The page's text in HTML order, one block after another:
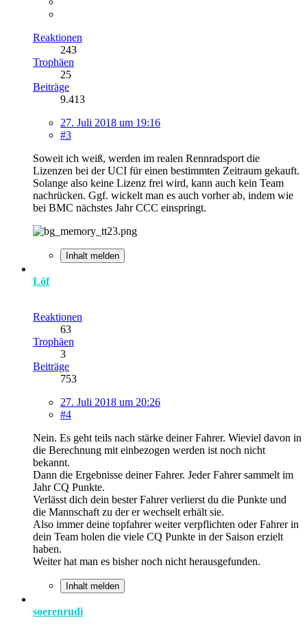
Reaktionen
243
Trophäen
25
Beiträge
9.413
27. Juli 2018 um 19:16
#3
Soweit ich weiß, werden im realen Rennradsport die
Lizenzen bei der UCI für einen bestimmten Zeitraum gekauft.
Solange also keine Lizenz frei wird, kann auch kein Team
nachrücken. Ggf. wickelt man es auch vorher ab, indem wie
bei BMC nächstes Jahr CCC einspringt.
Inhalt melden
Löf
Reaktionen
63
Trophäen
3
Beiträge
753
27. Juli 2018 um 20:26
#4
Nein. Es geht teils nach stärke deiner Fahrer. Wieviel davon in
die Berechnung mit einbezogen werden ist noch nicht
bekannt.
Dann die Ergebnisse deiner Fahrer. Jeder Fahrer sammelt im
Jahr CQ Punkte.
Verlässt dich dein bester Fahrer verlierst du die Punkte und
die Mannschaft zu der er wechselt erhält sie.
Also immer deine topfahrer weiter verpflichten oder Fahrer in
dein Team holen die viele CQ Punkte in der Saison erzielt
haben.
Weiter hat man es bisher noch nicht herausgefunden.
Inhalt melden
soerenrudi